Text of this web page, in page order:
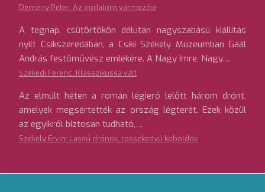
Demény Péter: Az irodalom vármezője
A tegnap, csütörtökön délután nagyszabású kiállítás
nyílt Csíkszeredában, a Csíki Székely Múzeumban Gaál
András festőművész emlékére. A Nagy Imre, Nagy…
Székedi Ferenc: Klasszikussá vált
Az elmúlt héten a román légierő lelőtt három drónt,
amelyek megsértették az ország légterét. Ezek közül
az egyikről biztosan tudható,…
Székely Ervin: Lassú drónok, rosszkedvű koboldok